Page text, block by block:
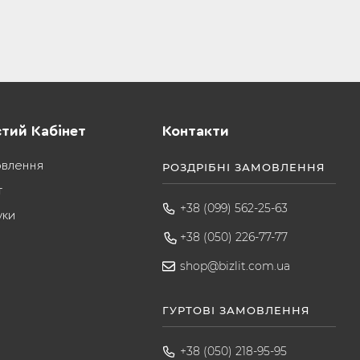
Кабінет Контакти
РОЗДРІБНІ ЗАМОВЛЕННЯ
+38 (099) 562-25-63
+38 (050) 226-77-77
shop@bizlit.com.ua
ГУРТОВІ ЗАМОВЛЕННЯ
+38 (050) 218-95-95